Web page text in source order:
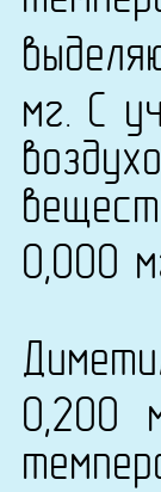
мг. С
0,000
0,200